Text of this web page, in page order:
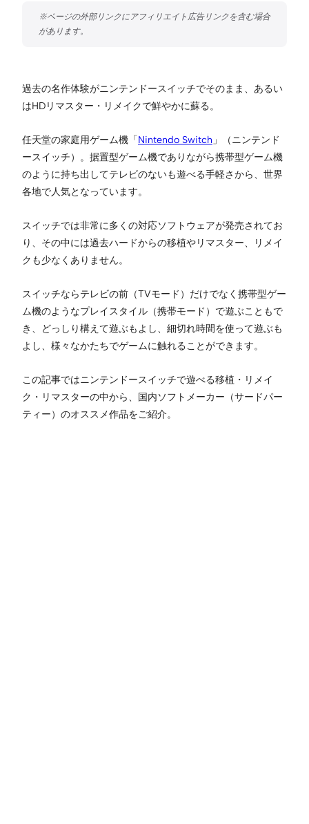
過去の名作体験がニンテンドースイッチでそのまま、あるい
はHDリマスター・リメイクで鮮やかに蘇る。
任天堂の家庭用ゲーム機「Nintendo Switch 」（ニンテンド
ースイッチ）。据置型ゲーム機でありながら携帯型ゲーム機
のように持ち出してテレビのないも遊べる手軽さから、世界
各地で人気となっています。
スイッチでは非常に多くの対応ソフトウェアが発売されてお
り、その中には過去ハードからの移植やリマスター、リメイ
クも少なくありません。
スイッチならテレビの前（TVモード）だけでなく携帯型ゲー
ム機のようなプレイスタイル（携帯モード）で遊ぶこともで
き、どっしり構えて遊ぶもよし、細切れ時間を使って遊ぶも
よし、様々なかたちでゲームに触れることができます。
この記事ではニンテンドースイッチで遊べる移植・リメイ
ク・リマスターの中から、国内ソフトメーカー（サードパー
ティー）のオススメ作品をご紹介。